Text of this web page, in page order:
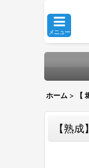
メニュー
ホーム > 【
【熟